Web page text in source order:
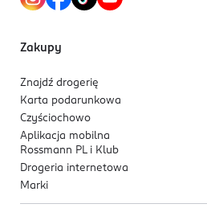
Zakupy
Znajdź drogerię
Karta podarunkowa
Czyściochowo
Aplikacja mobilna
Rossmann PL i Klub
Drogeria internetowa
Marki